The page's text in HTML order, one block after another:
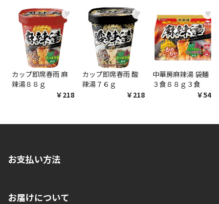
商品購入個数ごとに送料がかかる商品です
♥
カップ即席春雨 麻
辣湯８８ｇ
￥218
♥
カップ即席春雨 酸
辣湯７６ｇ
￥218
♥
中華房麻辣湯 袋麺
３食８８ｇ３食
￥548
お支払い方法
いいただくことはできません。ご了承ください。
お届けについて